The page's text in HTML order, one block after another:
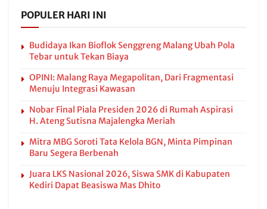
POPULER HARI INI
Budidaya Ikan Bioflok Senggreng Malang Ubah Pola
Tebar untuk Tekan Biaya
OPINI: Malang Raya Megapolitan, Dari Fragmentasi
Menuju Integrasi Kawasan
Nobar Final Piala Presiden 2026 di Rumah Aspirasi
H. Ateng Sutisna Majalengka Meriah
Mitra MBG Soroti Tata Kelola BGN, Minta Pimpinan
Baru Segera Berbenah
Juara LKS Nasional 2026, Siswa SMK di Kabupaten
Kediri Dapat Beasiswa Mas Dhito